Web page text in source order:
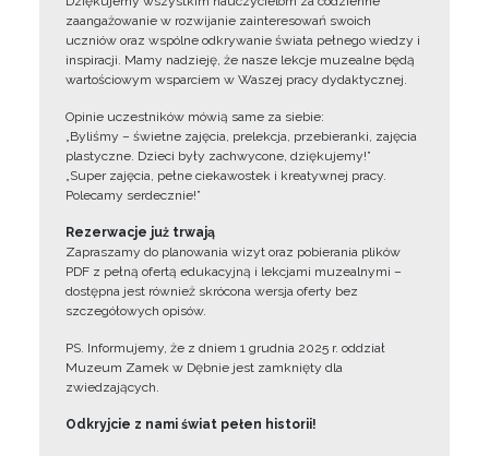
zaangażowanie w rozwijanie zainteresowań swoich
uczniów oraz wspólne odkrywanie świata pełnego wiedzy i
inspiracji. Mamy nadzieję, że nasze lekcje muzealne będą
wartościowym wsparciem w Waszej pracy dydaktycznej.
Opinie uczestników mówią same za siebie:
„Byliśmy – świetne zajęcia, prelekcja, przebieranki, zajęcia
plastyczne. Dzieci były zachwycone, dziękujemy!”
„Super zajęcia, pełne ciekawostek i kreatywnej pracy.
Polecamy serdecznie!”
Rezerwacje już trwają
Zapraszamy do planowania wizyt oraz pobierania plików
PDF z pełną ofertą edukacyjną i lekcjami muzealnymi –
dostępna jest również skrócona wersja oferty bez
szczegółowych opisów.
PS. Informujemy, że z dniem 1 grudnia 2025 r. oddział
Muzeum Zamek w Dębnie jest zamknięty dla
zwiedzających.
Odkryjcie z nami świat pełen historii!